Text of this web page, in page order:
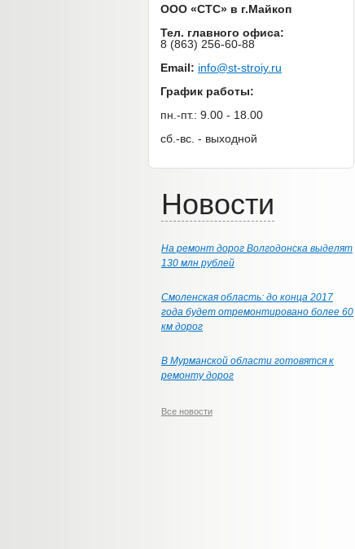
ООО «СТС» в г.Майкоп
Тел. главного офиса:
8 (863) 256-60-88
Email: info@st-stroiy.ru
График работы:
пн.-пт.: 9.00 - 18.00
сб.-вс. - выходной
Новости
На ремонт дорог Волгодонска выделят
130 млн рублей
Смоленская область: до конца 2017
года будет отремонтировано более 60
км дорог
В Мурманской области готовятся к
ремонту дорог
Все новости